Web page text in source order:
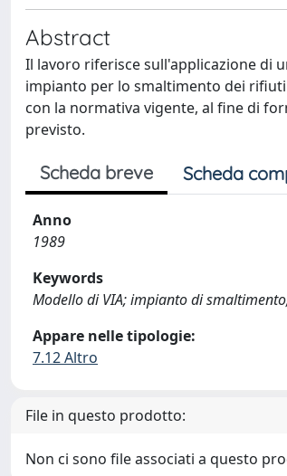
Abstract
Il lavoro riferisce sull'applicazione di
impianto per lo smaltimento dei
con la normativa vigente, al fine di
previsto.
Scheda breve Scheda
Anno
1989
Keywords
Modello di VIA; impianto di
Appare nelle tipologie:
7.12 Altro
File in questo prodotto:
Non ci sono file associati a questo